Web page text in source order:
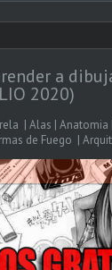
a
2020)
| Alas |
de Fuego |